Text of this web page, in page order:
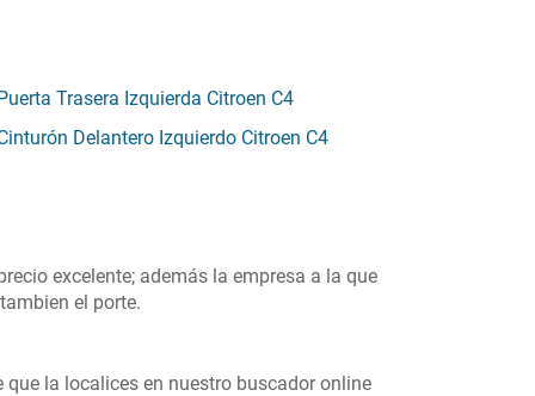
Trasera Izquierda Citroen C4
Delantero Izquierdo Citroen C4
excelente; además la empresa a la que
el porte.
la localices en nuestro buscador online